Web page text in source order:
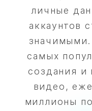
личные
аккаунтов
значимыми.
самых
создания и
видео,
миллионы